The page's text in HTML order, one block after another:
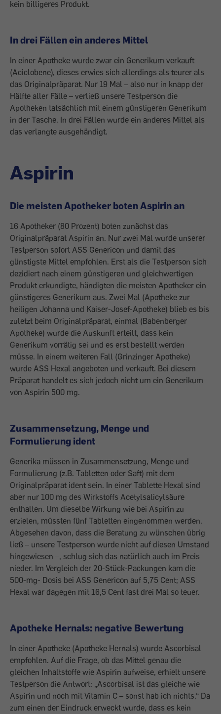
kein billigeres Produkt.
In drei Fällen ein anderes Mittel
In einer Apotheke wurde zwar ein Generikum verkauft
(Aciclobene), dieses erwies sich allerdings als teurer als
das Originalpräparat. Nur 19 Mal – also nur in knapp der
Hälfte aller Fälle – verließ unsere Testperson die
Apotheken tatsächlich mit einem günstigeren Generikum
in der Tasche. In drei Fällen wurde ein anderes Mittel als
das verlangte ausgehändigt.
Aspirin
Die meisten Apotheker boten Aspirin an
16 Apotheker (80 Prozent) boten zunächst das
Originalpräparat Aspirin an. Nur zwei Mal wurde unserer
Testperson sofort ASS Genericon und damit das
günstigste Mittel empfohlen. Erst als die Testperson sich
dezidiert nach einem günstigeren und gleichwertigen
Produkt erkundigte, händigten die meisten Apotheker ein
günstigeres Generikum aus. Zwei Mal (Apotheke zur
heiligen Johanna und Kaiser-Josef-Apotheke) blieb es bis
zuletzt beim Originalpräparat, einmal (Babenberger
Apotheke) wurde die Auskunft erteilt, dass kein
Generikum vorrätig sei und es erst bestellt werden
müsse. In einem weiteren Fall (Grinzinger Apotheke)
wurde ASS Hexal angeboten und verkauft. Bei diesem
Präparat handelt es sich jedoch nicht um ein Generikum
von Aspirin 500 mg.
Zusammensetzung, Menge und
Formulierung ident
Generika müssen in Zusammensetzung, Menge und
Formulierung (z.B. Tabletten oder Saft) mit dem
Originalpräparat ident sein. In einer Tablette Hexal sind
aber nur 100 mg des Wirkstoffs Acetylsalicylsäure
enthalten. Um dieselbe Wirkung wie bei Aspirin zu
erzielen, müssten fünf Tabletten eingenommen werden.
Abgesehen davon, dass die Beratung zu wünschen übrig
ließ – unsere Testperson wurde nicht auf diesen Umstand
hingewiesen –, schlug sich das natürlich auch im Preis
nieder. Im Vergleich der 20-Stück-Packungen kam die
500-mg- Dosis bei ASS Genericon auf 5,75 Cent; ASS
Hexal war dagegen mit 16,5 Cent fast drei Mal so teuer.
Apotheke Hernals: negative Bewertung
In einer Apotheke (Apotheke Hernals) wurde Ascorbisal
empfohlen. Auf die Frage, ob das Mittel genau die
gleichen Inhaltstoffe wie Aspirin aufweise, erhielt unsere
Testperson die Antwort: „Ascorbisal ist das gleiche wie
Aspirin und noch mit Vitamin C – sonst hab ich nichts.“ Da
zum einen der Eindruck erweckt wurde, dass es kein